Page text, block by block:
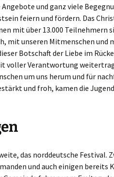
und ganz viele
feiern und fördern. Das
mit über 13.000 Teilnehmern
mit unseren Mitmenschen und
Botschaft der Liebe im
voller Verantwortung
um uns herum und für
und froh, kamen die
das norddeutsche Festival.
und auch einigen bereits